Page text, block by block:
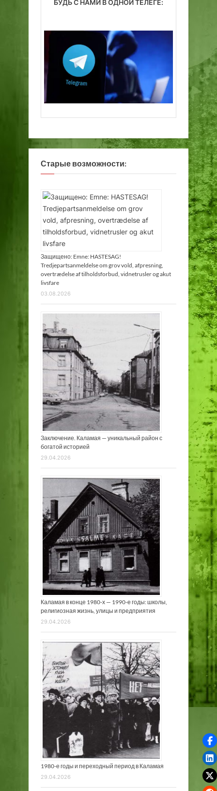
БУДЬ С НАМИ В ОДНОЙ ТЕЛЕГЕ:
Старые возможности:
Защищено: Emne: HASTESAG!
Tredjepartsanmeldelse om grov vold, afpresning,
overtrædelse af tilholdsforbud, vidnetrusler og akut
livsfare
03.08.2026
Заключение. Каламая — уникальный район с
богатой историей
29.04.2026
Каламая в конце 1980-х — 1990-е годы: школы,
религиозная жизнь, улицы и предприятия
29.04.2026
1980-е годы и переходный период в Каламая
29.04.2026